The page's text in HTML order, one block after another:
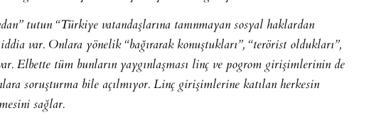
tutun “Türkiye vatandaşlarına tanınmayan sosyal haklardan
var. Onlara yönelik “bağırarak konuştukları”, “terörist oldukları”,
Elbette tüm bunların yaygınlaşması linç ve pogrom girişimlerinin de
soruşturma bile açılmıyor. Linç girişimlerine katılan herkesin
sağlar.